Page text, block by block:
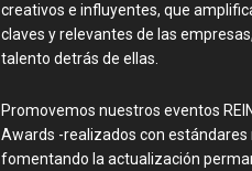
creativos e influyentes, que
claves y relevantes de las
talento detrás de ellas.
Promovemos nuestros eventos
Awards -realizados con estándares
fomentando la actualización